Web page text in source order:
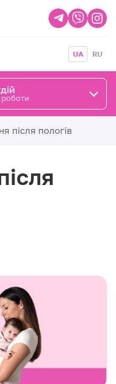
UA RU
роботи
після пологів